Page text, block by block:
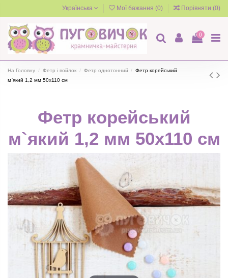
Українська Мої бажання (0) Порівняти (0)
0
На Головну Фетр і войлок Фетр однотонний
Фетр корейський
м`який 1,2 мм 50х110 см
Фетр корейський
м`який 1,2 мм 50х110 см